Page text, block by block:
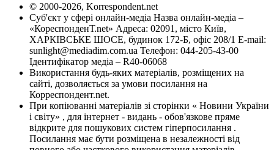
© 2000-2026, Korrespondent.net
Суб'єкт у сфері онлайн-медіа Назва онлайн-медіа –
«КореспонденТ.net» Адреса: 02091, місто Київ,
ХАРКІВСЬКЕ ШОСЕ, будинок 172-Б, офіс 208/1 E-mail:
sunlight@mediadim.com.ua Телефон: 044-205-43-00
Ідентифікатор медіа – R40-06068
Використання будь-яких матеріалів, розміщених на
сайті, дозволяється за умови посилання на
Корреспондент.net.
При копіюванні матеріалів зі сторінки « Новини України
і світу» , для інтернет - видань - обов'язкове пряме
відкрите для пошукових систем гіперпосилання .
Посилання має бути розміщена в незалежності від